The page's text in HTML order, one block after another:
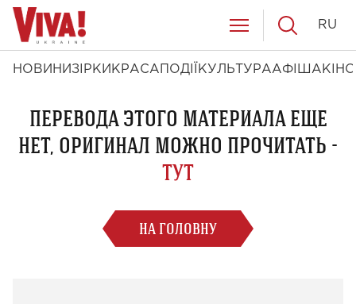
НОВИНИ ЗІРКИ КРАСА ПОДІЇ КУЛЬТУРААФІША КІНО
RU
ПЕРЕВОДА ЭТОГО МАТЕРИАЛА ЕЩЕ
НЕТ, ОРИГИНАЛ МОЖНО ПРОЧИТАТЬ -
ТУТ
НА ГОЛОВНУ